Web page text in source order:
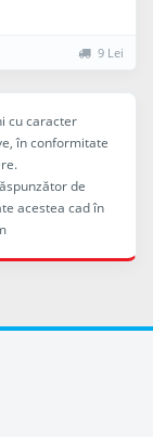
9 Lei
cu caracter
în conformitate
de
acestea cad în